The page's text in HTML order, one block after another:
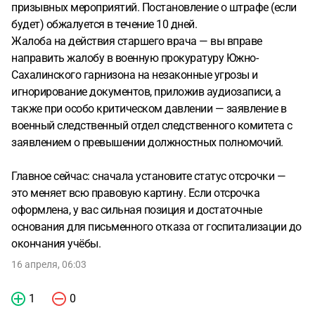
призывных мероприятий. Постановление о штрафе (если
будет) обжалуется в течение 10 дней.
Жалоба на действия старшего врача — вы вправе
направить жалобу в военную прокуратуру Южно-
Сахалинского гарнизона на незаконные угрозы и
игнорирование документов, приложив аудиозаписи, а
также при особо критическом давлении — заявление в
военный следственный отдел следственного комитета с
заявлением о превышении должностных полномочий.
Главное сейчас: сначала установите статус отсрочки —
это меняет всю правовую картину. Если отсрочка
оформлена, у вас сильная позиция и достаточные
основания для письменного отказа от госпитализации до
окончания учёбы.
16 апреля, 06:03
1 0